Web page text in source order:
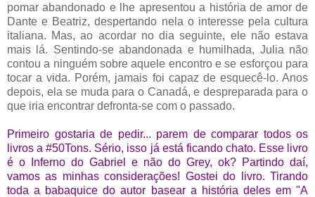
pomar abandonado e lhe apresentou a história de amor de
Dante e Beatriz, despertando nela o interesse pela cultura
italiana. Mas, ao acordar no dia seguinte, ele não estava
mais lá. Sentindo-se abandonada e humilhada, Julia não
contou a ninguém sobre aquele encontro e se esforçou para
tocar a vida. Porém, jamais foi capaz de esquecê-lo. Anos
depois, ela se muda para o Canadá, e despreparada para o
que iria encontrar defronta-se com o passado.
Primeiro gostaria de pedir... parem de comparar todos os
livros a #50Tons. Sério, isso já está ficando chato. Esse livro
é o Inferno do Gabriel e não do Grey, ok? Partindo daí,
vamos as minhas considerações! Gostei do livro. Tirando
toda a babaquice do autor basear a história deles em "A